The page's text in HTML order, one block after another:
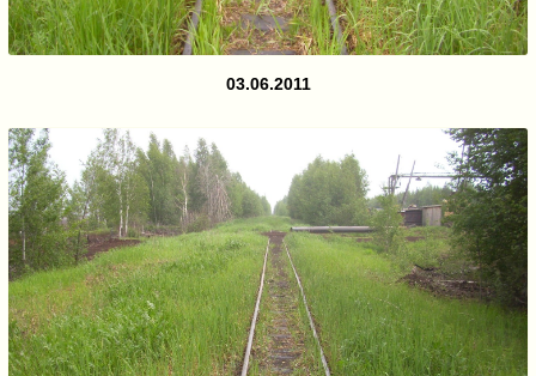
03.06.2011